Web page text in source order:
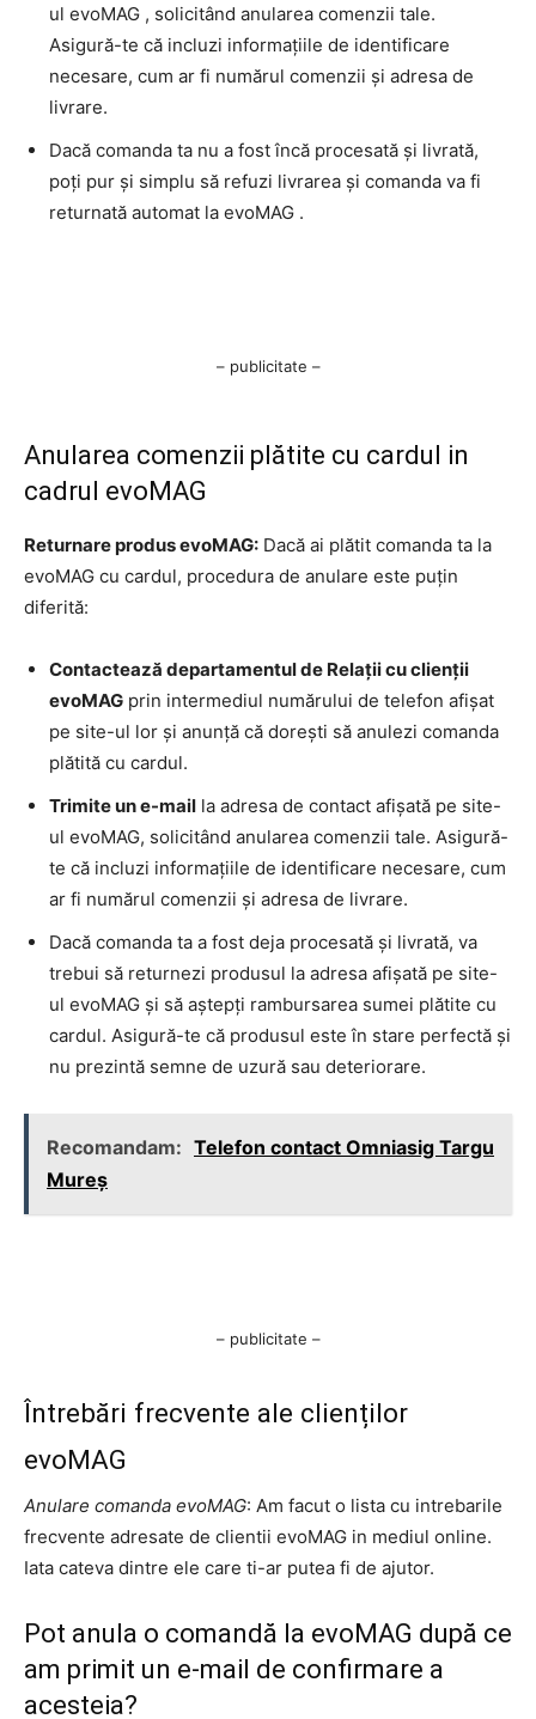
ul evoMAG , solicitând anularea comenzii tale.
Asigură-te că incluzi informațiile de identificare
necesare, cum ar fi numărul comenzii și adresa de
livrare.
Dacă comanda ta nu a fost încă procesată și livrată,
poți pur și simplu să refuzi livrarea și comanda va fi
returnată automat la evoMAG .
– publicitate –
Anularea comenzii plătite cu cardul in
cadrul evoMAG
Returnare produs evoMAG: Dacă ai plătit comanda ta la
evoMAG cu cardul, procedura de anulare este puțin
diferită:
Contactează departamentul de Relații cu clienții
evoMAG prin intermediul numărului de telefon afișat
pe site-ul lor și anunță că dorești să anulezi comanda
plătită cu cardul.
Trimite un e-mail la adresa de contact afișată pe site-
ul evoMAG, solicitând anularea comenzii tale. Asigură-
te că incluzi informațiile de identificare necesare, cum
ar fi numărul comenzii și adresa de livrare.
Dacă comanda ta a fost deja procesată și livrată, va
trebui să returnezi produsul la adresa afișată pe site-
ul evoMAG și să aștepți rambursarea sumei plătite cu
cardul. Asigură-te că produsul este în stare perfectă și
nu prezintă semne de uzură sau deteriorare.
Recomandam: Telefon contact Omniasig Targu
Mureș
– publicitate –
Întrebări frecvente ale clienților
evoMAG
Anulare comanda evoMAG: Am facut o lista cu intrebarile
frecvente adresate de clientii evoMAG in mediul online.
Iata cateva dintre ele care ti-ar putea fi de ajutor.
Pot anula o comandă la evoMAG după ce
am primit un e-mail de confirmare a
acesteia?